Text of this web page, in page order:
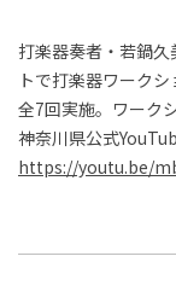
打楽器奏者・若鍋
トで打楽器ワーク
全7回実施。ワーク
神奈川県公式
https://youtu.be/